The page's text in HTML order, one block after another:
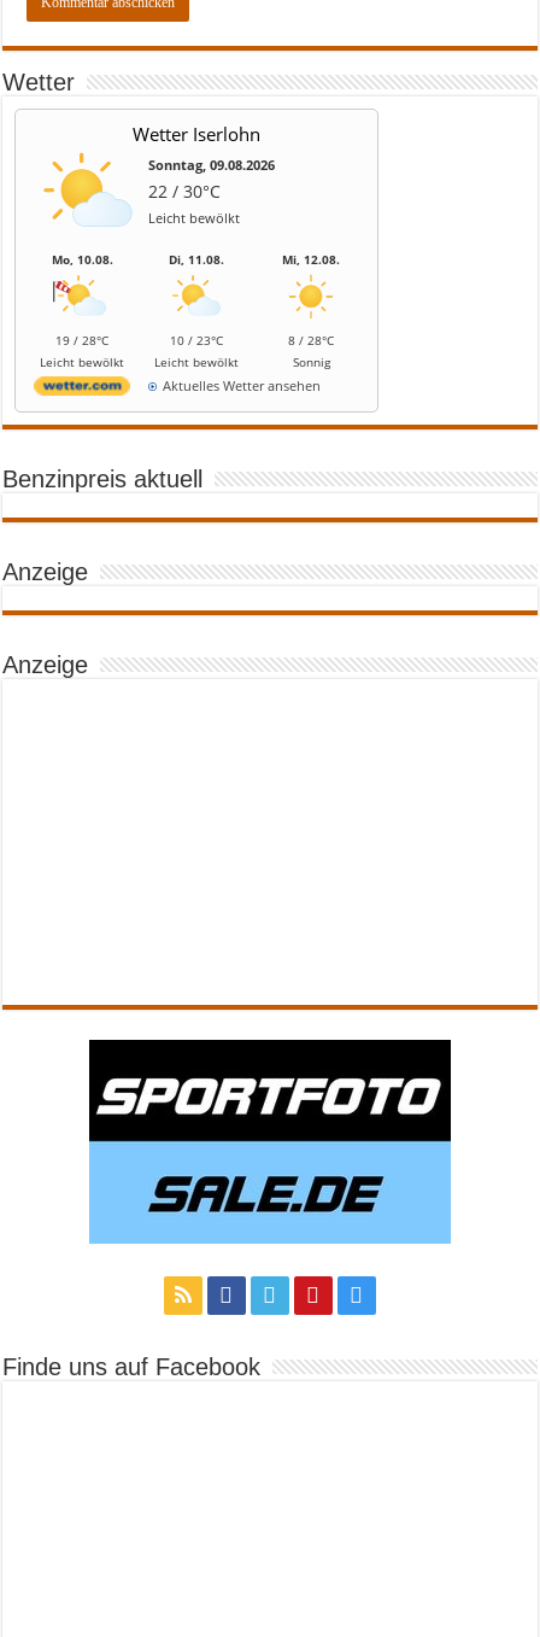
Wetter
Wetter Iserlohn
Sonntag, 09.08.2026
22 / 30°C
Leicht bewölkt
Mo, 10.08.
19 / 28°C
Leicht bewölkt
Di, 11.08.
10 / 23°C
Leicht bewölkt
Mi, 12.08.
8 / 28°C
Sonnig
Aktuelles Wetter ansehen
Benzinpreis aktuell
Anzeige
Anzeige
Finde uns auf Facebook